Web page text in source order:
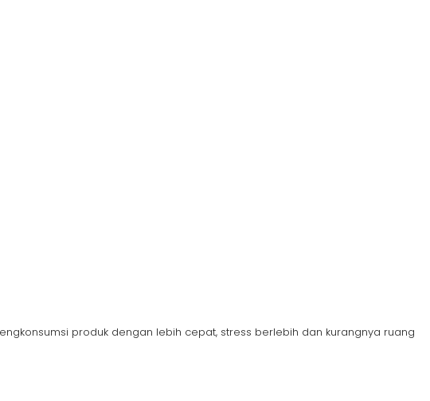
produk dengan lebih cepat, stress berlebih dan kurangnya ruang